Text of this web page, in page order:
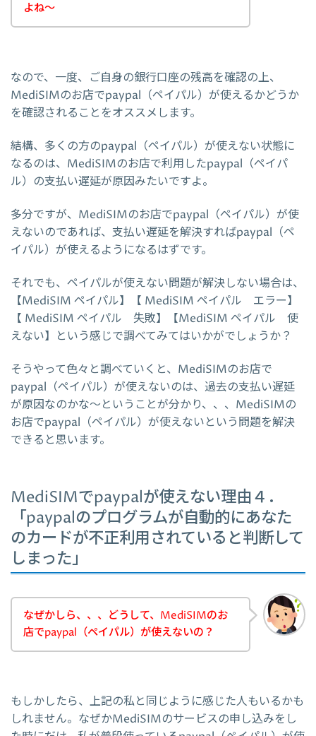
よね～
なので、一度、ご自身の銀行口座の残高を確認の上、
MediSIMのお店でpaypal（ペイパル）が使えるかどうか
を確認されることをオススメします。
結構、多くの方のpaypal（ペイパル）が使えない状態に
なるのは、MediSIMのお店で利用したpaypal（ペイパ
ル）の支払い遅延が原因みたいですよ。
多分ですが、MediSIMのお店でpaypal（ペイパル）が使
えないのであれば、支払い遅延を解決すればpaypal（ペ
イパル）が使えるようになるはずです。
それでも、ペイパルが使えない問題が解決しない場合は、
【MediSIM ペイパル】【 MediSIM ペイパル エラー】
【 MediSIM ペイパル 失敗】【MediSIM ペイパル 使
えない】という感じで調べてみてはいかがでしょうか？
そうやって色々と調べていくと、MediSIMのお店で
paypal（ペイパル）が使えないのは、過去の支払い遅延
が原因なのかな～ということが分かり、、、MediSIMの
お店でpaypal（ペイパル）が使えないという問題を解決
できると思います。
MediSIMでpaypalが使えない理由４．
「paypalのプログラムが自動的にあなた
のカードが不正利用されていると判断して
しまった」
なぜかしら、、、どうして、MediSIMのお
店でpaypal（ペイパル）が使えないの？
もしかしたら、上記の私と同じように感じた人もいるかも
しれません。なぜかMediSIMのサービスの申し込みをし